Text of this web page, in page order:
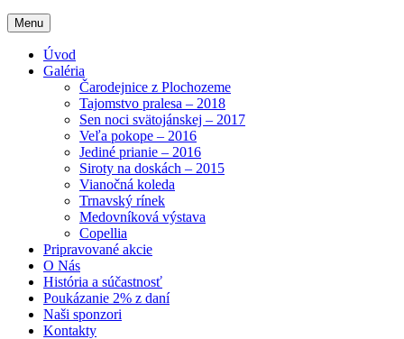
Menu
Úvod
Galéria
Čarodejnice z Plochozeme
Tajomstvo pralesa – 2018
Sen noci svätojánskej – 2017
Veľa pokope – 2016
Jediné prianie – 2016
Siroty na doskách – 2015
Vianočná koleda
Trnavský rínek
Medovníková výstava
Copellia
Pripravované akcie
O Nás
História a súčastnosť
Poukázanie 2% z daní
Naši sponzori
Kontakty